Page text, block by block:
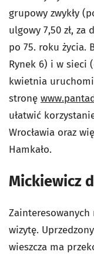
grupowy zwykły
ulgowy 7,50 zł,
po 75. roku życia.
Rynek 6) i w sieci
kwietnia
stronę
ułatwić
Wrocławia oraz
Hamkało.
Mickiewicz
wizytę.
wieszcza ma